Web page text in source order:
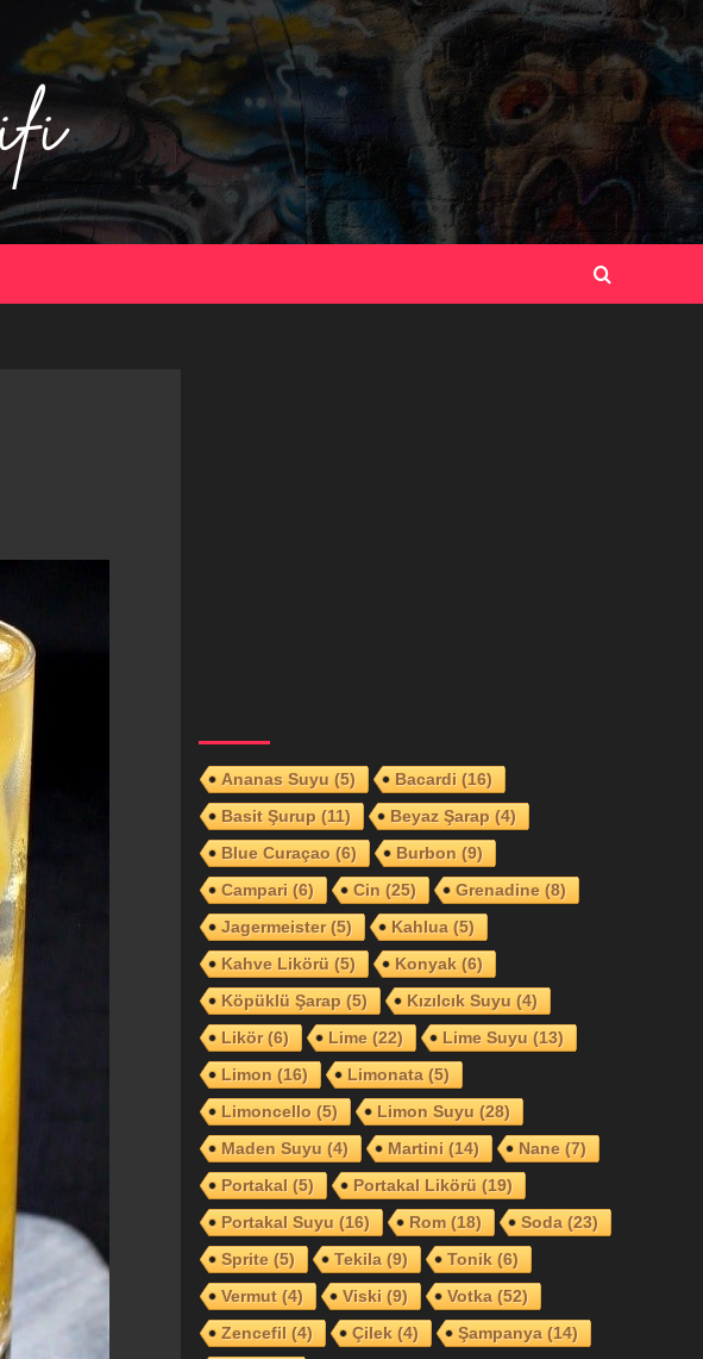
Ananas Suyu(5) Bacardi(16)
Basit Şurup(11) Beyaz Şarap(4)
Blue Curaçao(6) Burbon(9)
Campari(6) Cin(25) Grenadine(8)
Jagermeister(5) Kahlua(5)
Kahve Likörü(5) Konyak(6)
Köpüklü Şarap(5) Kızılcık Suyu(4)
Likör(6) Lime(22) Lime Suyu(13)
Limon(16) Limonata(5)
Limoncello(5) Limon Suyu(28)
Maden Suyu(4) Martini(14) Nane(7)
Portakal(5) Portakal Likörü(19)
Portakal Suyu(16) Rom(18) Soda(23)
Sprite(5) Tekila(9) Tonik(6)
Vermut(4) Viski(9) Votka(52)
Zencefil(4) Çilek(4) Şampanya(14)